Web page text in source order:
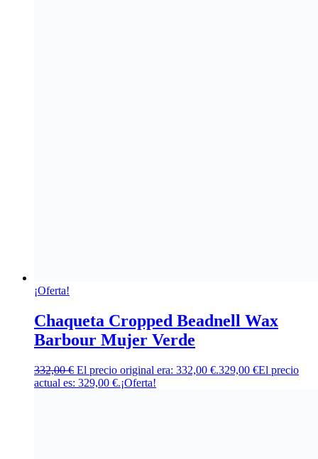
¡Oferta!
Chaqueta Cropped Beadnell Wax
Barbour Mujer Verde
332,00€ El precio original era: 332,00 €.329,00 €El precio
actual es: 329,00 €.¡Oferta!